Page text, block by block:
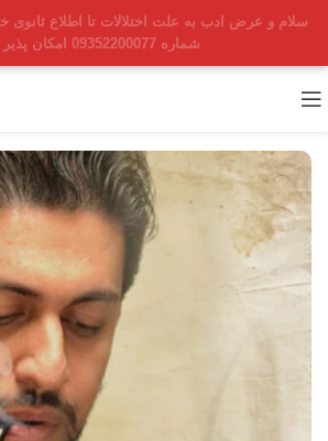
سلام و عرض ادب به علت اختلالات تا اطلاع ثانوی
شماره 09352200077 امکان پذیر است.